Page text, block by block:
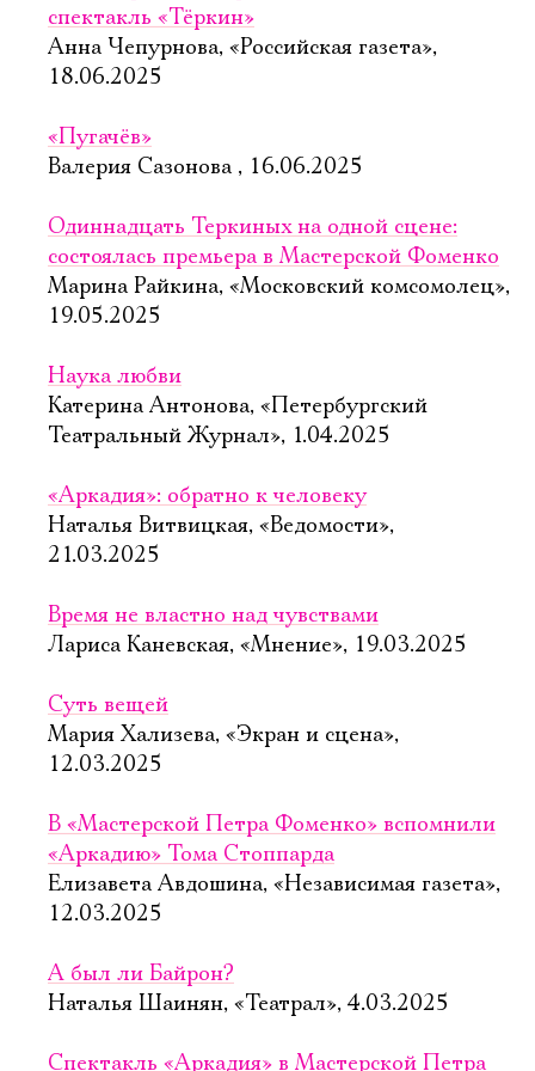
спектакль «Тёркин»
Анна Чепурнова, «Российская газета»,
18.06.2025
«Пугачёв»
Валерия Сазонова , 16.06.2025
Одиннадцать Теркиных на одной сцене:
состоялась премьера в Мастерской Фоменко
Марина Райкина, «Московский комсомолец»,
19.05.2025
Наука любви
Катерина Антонова, «Петербургский
Театральный Журнал», 1.04.2025
«Аркадия»: обратно к человеку
Наталья Витвицкая, «Ведомости»,
21.03.2025
Время не властно над чувствами
Лариса Каневская, «Мнение», 19.03.2025
Суть вещей
Мария Хализева, «Экран и сцена»,
12.03.2025
В «Мастерской Петра Фоменко» вспомнили
«Аркадию» Тома Стоппарда
Елизавета Авдошина, «Независимая газета»,
12.03.2025
А был ли Байрон?
Наталья Шаинян, «Театрал», 4.03.2025
Спектакль «Аркадия» в Мастерской Петра